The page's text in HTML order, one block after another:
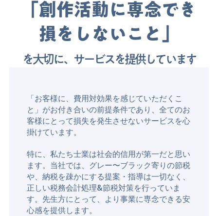
「創作活動に専念でき
損をしないこと」
を大切に、 サービスを提供しています
「お客様に、費用対効果を感じていただくこ
と」がお付き合いの前提条件であり、全てのお
客様にとって損失を発生させないサービスを心
掛けています。
特に、私たち士業は社会的信用が第一だと思い
ます。当社では、グレー〜ブラック寄りの節税
や、納税を疎かにする提案・指導は一切なく、
正しい税務会計処理&節税対策を行っていま
す。先生方にとって、より事業に専念できる安
心感を提供します。